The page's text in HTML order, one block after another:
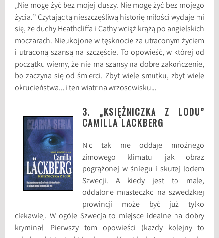
„Nie mogę żyć bez mojej duszy. Nie mogę żyć bez mojego
życia.” Czytając tą nieszczęśliwą historię miłości wydaje mi
się, że duchy Heathcliffa i Cathy wciąż krążą po angielskich
moczarach. Nieukojone w tęsknocie za utraconym życiem
i utraconą szansą na szczęście. To opowieść, w której od
początku wiemy, że nie ma szansy na dobre zakończenie,
bo zaczyna się od śmierci. Zbyt wiele smutku, zbyt wiele
okrucieństwa… i ten wiatr na wrzosowisku…
3. „KSIĘŻNICZKA Z LODU”
CAMILLA LACKBERG
Nic tak nie oddaje mroźnego
zimowego klimatu, jak obraz
pogrążonej w śniegu i skutej lodem
Szwecji. A kiedy jest to małe,
oddalone miasteczko na szwedzkiej
prowincji może być już tylko
ciekawiej. W ogóle Szwecja to miejsce idealne na dobry
kryminał. Pierwszy tom opowieści (każdy kolejny to